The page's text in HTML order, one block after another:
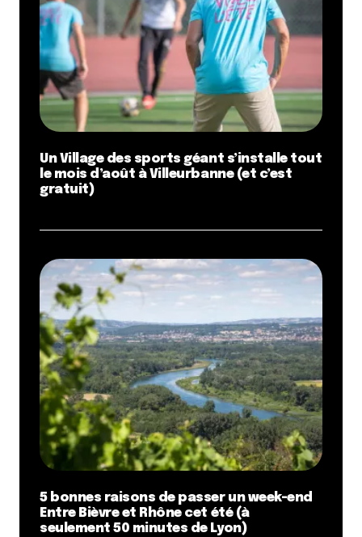
Un Village des sports géant s’installe tout
le mois d’août à Villeurbanne (et c’est
gratuit)
5 bonnes raisons de passer un week-end
Entre Bièvre et Rhône cet été (à
seulement 50 minutes de Lyon)